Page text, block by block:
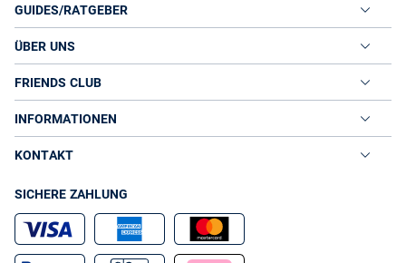
GUIDES/RATGEBER
ÜBER UNS
FRIENDS CLUB
INFORMATIONEN
KONTAKT
SICHERE ZAHLUNG